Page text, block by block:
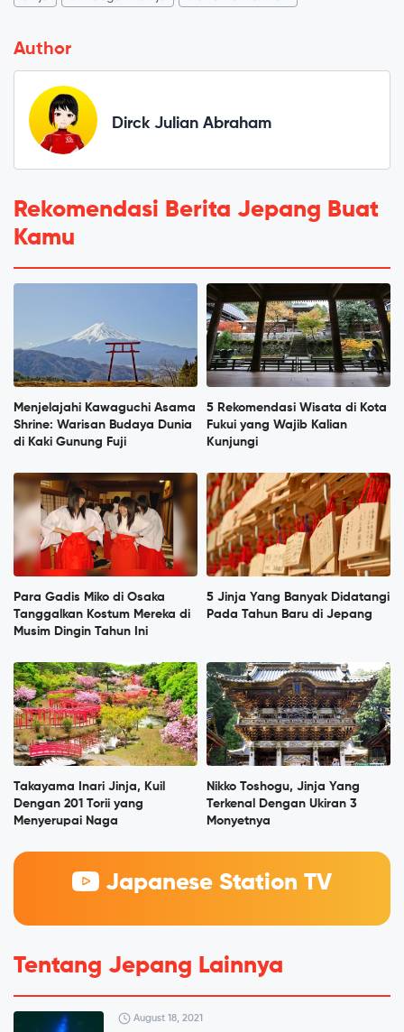
Author
Dirck Julian Abraham
Rekomendasi Berita Jepang Buat
Kamu
Menjelajahi Kawaguchi Asama
Shrine: Warisan Budaya Dunia
di Kaki Gunung Fuji
5 Rekomendasi Wisata di Kota
Fukui yang Wajib Kalian
Kunjungi
Para Gadis Miko di Osaka
Tanggalkan Kostum Mereka di
Musim Dingin Tahun Ini
5 Jinja Yang Banyak Didatangi
Pada Tahun Baru di Jepang
Takayama Inari Jinja, Kuil
Dengan 201 Torii yang
Menyerupai Naga
Nikko Toshogu, Jinja Yang
Terkenal Dengan Ukiran 3
Monyetnya
Japanese Station TV
Tentang Jepang Lainnya
August 18, 2021